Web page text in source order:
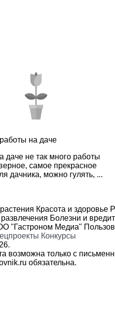
на даче
даче не так много работы
самое прекрасное
дачника, можно гулять, ...
Красота и здоровье
Болезни и
"Гастроном Медиа"
Конкурсы
возможна только с
обязательна.